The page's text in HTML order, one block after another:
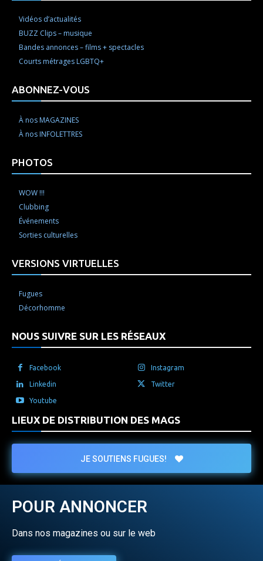
Vidéos d’actualités
BUZZ Clips – musique
Bandes annonces – films + spectacles
Courts métrages LGBTQ+
ABONNEZ-VOUS
À nos MAGAZINES
À nos INFOLETTRES
PHOTOS
WOW !!!
Clubbing
Événements
Sorties culturelles
VERSIONS VIRTUELLES
Fugues
Décorhomme
NOUS SUIVRE SUR LES RÉSEAUX
Facebook Instagram
Linkedin Twitter
Youtube
LIEUX DE DISTRIBUTION DES MAGS
JE SOUTIENS FUGUES!
POUR ANNONCER
Dans nos magazines ou sur le web